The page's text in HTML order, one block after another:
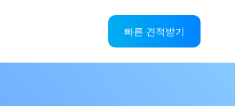
빠른 견적받기